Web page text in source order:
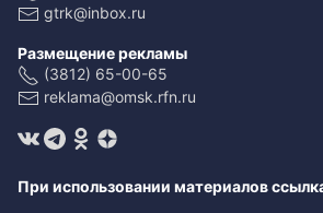
gtrk@inbox.ru
Размещение рекламы
(3812) 65-00-65
reklama@omsk.rfn.ru
При использовании материалов